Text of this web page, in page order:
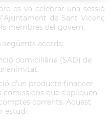
es va celebrar una sessió
de Sant Vicenç
membres del govern.
següents acords:
domiciliària (SAD) de
d’un producte financer
comissions que s’apliquen
corrents. Aquest
estudi.